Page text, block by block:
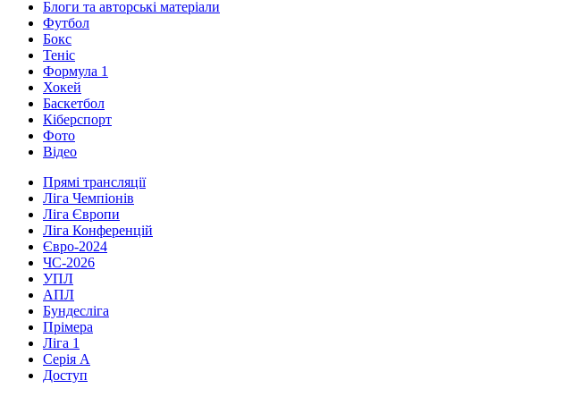
Блоги та авторські матеріали
Футбол
Бокс
Теніс
Формула 1
Хокей
Баскетбол
Кіберспорт
Фото
Відео
Прямі трансляції
Ліга Чемпіонів
Ліга Європи
Ліга Конференцій
Євро-2024
ЧС-2026
УПЛ
АПЛ
Бундесліга
Прімера
Ліга 1
Серія А
Доступ